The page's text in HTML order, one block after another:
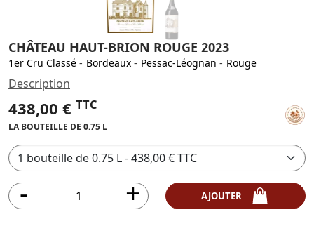
CHÂTEAU HAUT-BRION ROUGE 2023
1er Cru Classé - Bordeaux - Pessac-Léognan - Rouge
Description
438,00 € TTC
LA BOUTEILLE DE 0.75 L